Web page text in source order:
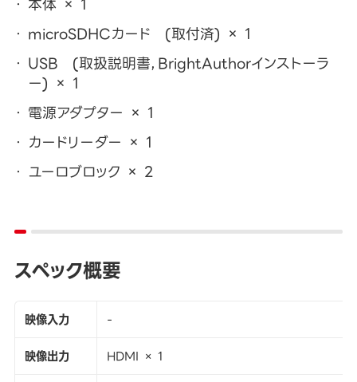
microSDHCカード (取付済) × 1
USB (取扱説明書，BrightAuthorインストーラ
ー) × 1
電源アダプター × 1
カードリーダー × 1
ユーロブロック × 2
スペック概要
映像入力
-
映像出力
HDMI × 1